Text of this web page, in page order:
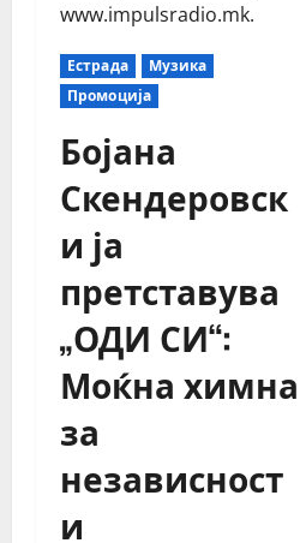
www.impulsradio.mk.
Естрада
Музика
Промоција
Бојана
Скендеровск
и ја
претставува
„ОДИ СИ“:
Моќна химна
за
независност
и